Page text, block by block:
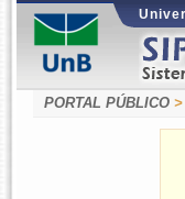
PORTAL PÚBLICO